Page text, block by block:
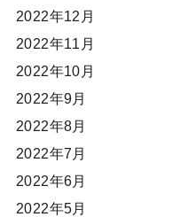
2022年12月
2022年11月
2022年10月
2022年9月
2022年8月
2022年7月
2022年6月
2022年5月